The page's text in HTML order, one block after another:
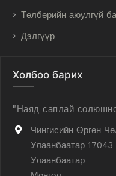
Төлбөрийн аюулгүй
Дэлгүүр
Холбоо барих
"Наяд саплай
Чингисийн Өргөн
Улаанбаатар 17043
Улаанбаатар